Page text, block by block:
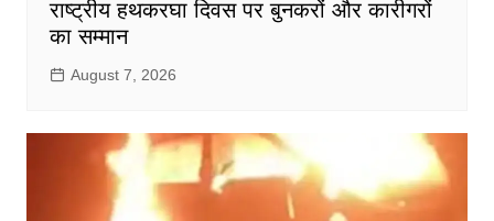
राष्ट्रीय हथकरघा दिवस पर बुनकरों और कारीगरों
का सम्मान
August 7, 2026